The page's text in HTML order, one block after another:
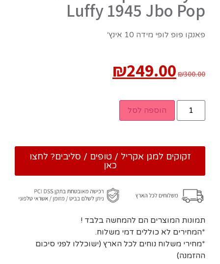
Luffy 1945 Jbo Pop
פאנקו פופ לופי מידה 10 אינץ׳
₪300.00
₪249.00
הוספה לסל
זקוקים למגן אקריל / טופים / סליבים? לחצו
כאן
תמונות המוצרים הם להמחשה בלבד !
*המחירים לא כוללים דמי משלוח.
*מחירי משלוח נוחים לכל הארץ (ישוכללו לפני סיכום
ההזמנה)